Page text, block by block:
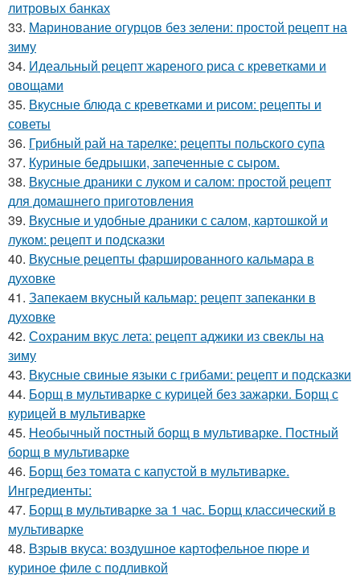
литровых банках
33. Маринование огурцов без зелени: простой рецепт на
зиму
34. Идеальный рецепт жареного риса с креветками и
овощами
35. Вкусные блюда с креветками и рисом: рецепты и
советы
36. Грибный рай на тарелке: рецепты польского супа
37. Куриные бедрышки, запеченные с сыром.
38. Вкусные драники с луком и салом: простой рецепт
для домашнего приготовления
39. Вкусные и удобные драники с салом, картошкой и
луком: рецепт и подсказки
40. Вкусные рецепты фаршированного кальмара в
духовке
41. Запекаем вкусный кальмар: рецепт запеканки в
духовке
42. Сохраним вкус лета: рецепт аджики из свеклы на
зиму
43. Вкусные свиные языки с грибами: рецепт и подсказки
44. Борщ в мультиварке с курицей без зажарки. Борщ с
курицей в мультиварке
45. Необычный постный борщ в мультиварке. Постный
борщ в мультиварке
46. Борщ без томата с капустой в мультиварке.
Ингредиенты:
47. Борщ в мультиварке за 1 час. Борщ классический в
мультиварке
48. Взрыв вкуса: воздушное картофельное пюре и
куриное филе с подливкой